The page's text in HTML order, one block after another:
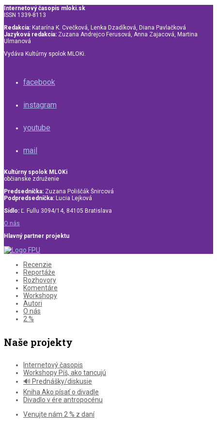
Internetový časopis mloki.sk
ISSN 1339-8113
Redakcia: Katarína K. Cvečková, Lenka Dzadíková, Diana Pavlačková
Jazyková redakcia: Zuzana Andrejco Ferusová, Anna Zajacová, Martina
Ulmanová
Vydáva Kultúrny spolok MLOKi.
facebook
instagram
youtube
mail
Kultúrny spolok MLOKi
občianske združenie
Predsedníčka: Zuzana Poliščák Šnircová
Podpredsedníčka: Lucia Lejková
Sídlo: Ľ. Fullu 3094/14, 84105 Bratislava
O nás
Hlavný partner projektu
Recenzie
Reportáže
Rozhovory
Komentáre
Workshopy
Autori
O nás
2 %
Naše projekty
Internetový časopis
Workshopy Píš, ako tancujú
🔊 Prednášky/diskusie
Kniha Ako písať o divadle
Divadlo v ére antropocénu
Venujte nám 2 % z daní